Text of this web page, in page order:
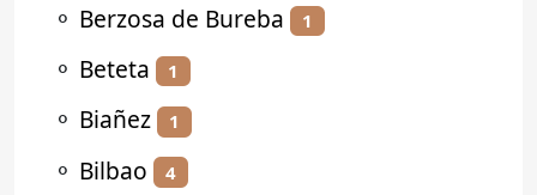
⚬ Berzosa de Bureba 1
⚬ Beteta 1
⚬ Biañez 1
⚬ Bilbao 4